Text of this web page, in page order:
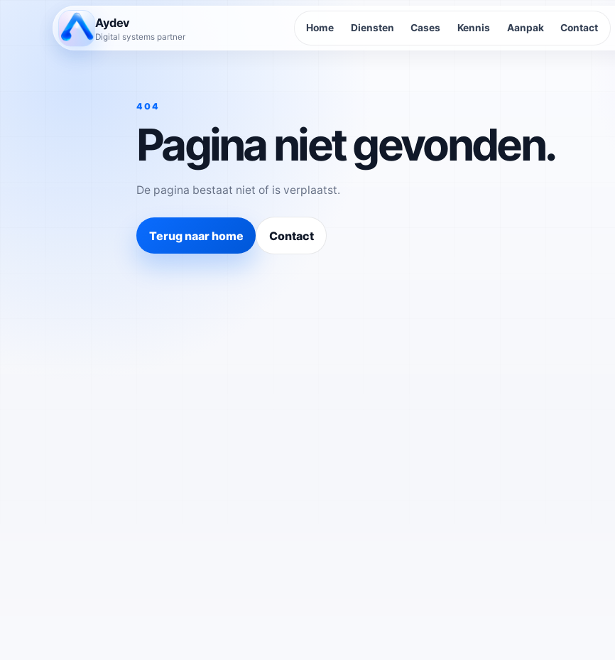
Aydev
Digital systems partner
Home Diensten Cases Kennis Aanpak Contact
404
Pagina niet gevonden.
De pagina bestaat niet of is verplaatst.
Terug naar home Contact